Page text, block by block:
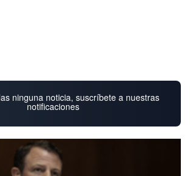
ninguna noticia, suscríbete a nuestras
notificaciones